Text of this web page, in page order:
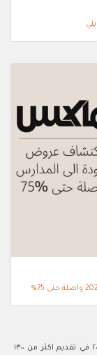
يهتم موقع فارفيتش الامارات العربية الذي تاسس بعام ٢٠٠٨ في تقديم اكثر من ١٣٠٠